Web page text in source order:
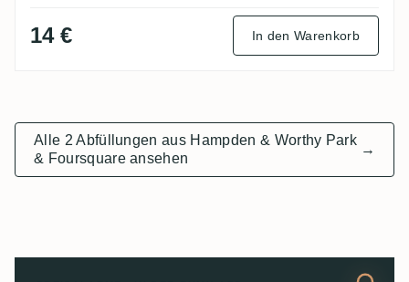
14 € In den Warenkorb
Alle 2 Abfüllungen aus Hampden & Worthy Park
& Foursquare ansehen
→